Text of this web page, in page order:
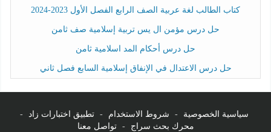
كتاب الطالب لغة عربية الصف الرابع الفصل الأول 2023-2024
حل درس مؤمن ال يس تربية إسلامية صف ثامن
حل درس أحكام المد اسلامية ثامن
حل درس الاعتدال في الإنفاق إسلامية السابع فصل ثاني
سياسية الخصوصية - شروط الاستخدام - تطبيق اختبارات زاد
-
محرك بحث سراج
- تواصل معنا